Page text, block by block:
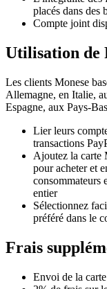
placés dans des
Compte joint
Utilisation de
Les clients Monese
Allemagne, en Italie,
Espagne, aux Pays-
Lier leurs
transactions
Ajoutez la carte
pour acheter et
consommateurs
entier
Sélectionnez
préféré dans le
Frais
Envoi de la